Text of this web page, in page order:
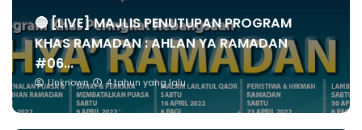
🔴 [LIVE] MAJLIS PENUTUPAN PROGRAM
KHAS RAMADAN : AHLAN YA RAMADAN
#06...
Unknown 4 tahun yang lalu